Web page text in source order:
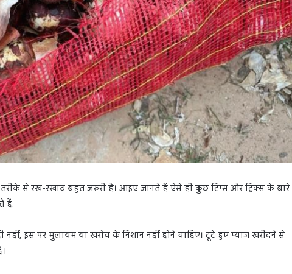
से रख-रखाव बहुत जरुरी है। आइए जानते हैं ऐसे ही कुछ टिप्स और ट्रिक्स के बारे
हैं.
इस पर मुलायम या खरोंच के निशान नहीं होने चाहिए। टूटे हुए प्याज खरीदने से